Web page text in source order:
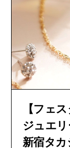
【フェ
ジュエリ
新宿タ